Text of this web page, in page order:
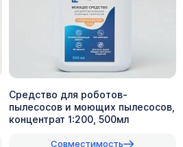
Средство для роботов-
пылесосов и моющих пылесосов,
концентрат 1:200, 500мл
Совместимость